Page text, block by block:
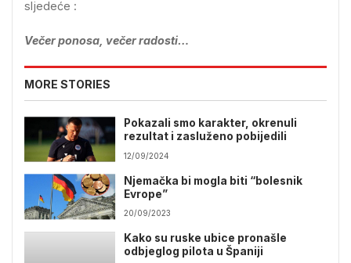
sljedeće :
Večer ponosa, večer radosti…
MORE STORIES
Pokazali smo karakter, okrenuli
rezultat i zasluženo pobijedili
12/09/2024
Njemačka bi mogla biti “bolesnik
Evrope”
20/09/2023
Kako su ruske ubice pronašle
odbjeglog pilota u Španiji